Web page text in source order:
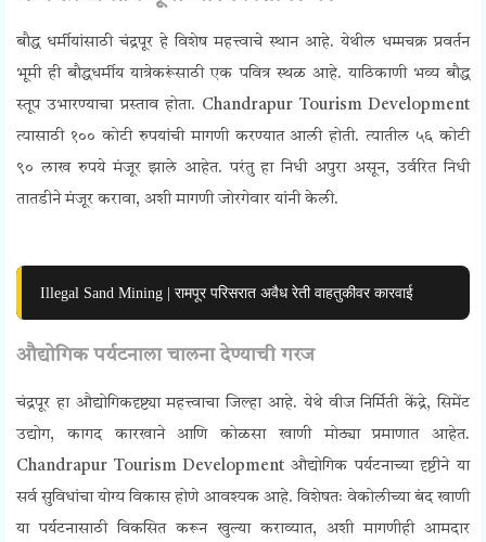
बौद्ध धर्मीयांसाठी चंद्रपूर हे विशेष महत्त्वाचे स्थान आहे. येथील धम्मचक्र प्रवर्तन
भूमी ही बौद्धधर्मीय यात्रेकरूंसाठी एक पवित्र स्थळ आहे. याठिकाणी भव्य बौद्ध
स्तूप उभारण्याचा प्रस्ताव होता. Chandrapur Tourism Development
त्यासाठी १०० कोटी रुपयांची मागणी करण्यात आली होती. त्यातील ५६ कोटी
९० लाख रुपये मंजूर झाले आहेत. परंतु हा निधी अपुरा असून, उर्वरित निधी
तातडीने मंजूर करावा, अशी मागणी जोरगेवार यांनी केली.
Illegal Sand Mining | रामपूर परिसरात अवैध रेती वाहतुकीवर कारवाई
औद्योगिक पर्यटनाला चालना देण्याची गरज
चंद्रपूर हा औद्योगिकदृष्ट्या महत्त्वाचा जिल्हा आहे. येथे वीज निर्मिती केंद्रे, सिमेंट
उद्योग, कागद कारखाने आणि कोळसा खाणी मोठ्या प्रमाणात आहेत.
Chandrapur Tourism Development औद्योगिक पर्यटनाच्या दृष्टीने या
सर्व सुविधांचा योग्य विकास होणे आवश्यक आहे. विशेषतः वेकोलीच्या बंद खाणी
या पर्यटनासाठी विकसित करून खुल्या कराव्यात, अशी मागणीही आमदार